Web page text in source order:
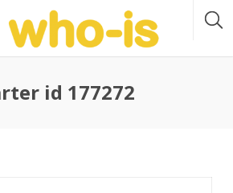
id 177272